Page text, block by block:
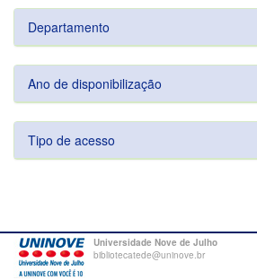
Departamento
Ano de disponibilização
Tipo de acesso
Universidade Nove de Julho
bibliotecatede@uninove.br